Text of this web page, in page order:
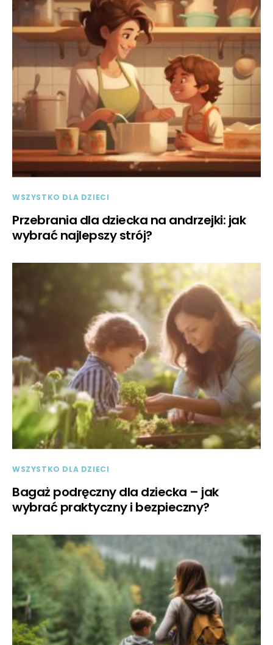
WSZYSTKO DLA DZIECI
Przebrania dla dziecka na andrzejki: jak
wybrać najlepszy strój?
WSZYSTKO DLA DZIECI
Bagaż podręczny dla dziecka – jak
wybrać praktyczny i bezpieczny?